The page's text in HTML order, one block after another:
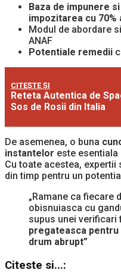
Baza de impunere
impozitarea cu
Modul de abordare
ANAF
Potentiale remedii
CITEȘTE ȘI
Reteta Autentica de
Sos de Rosii din Italia
De asemenea, o buna
instantelor este
Cu toate acestea,
din timp pentru un
„Ramane ca fiecare
obisnuiasca cu
supus unei verificari
pregateasca
drum abrupt”
Citeste si...: